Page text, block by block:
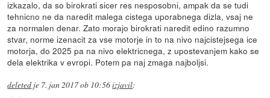
izkazalo, da so birokrati sicer res nesposobni, ampak da se tudi
tehnicno ne da naredit malega cistega uporabnega dizla, vsaj ne
za normalen denar. Zato morajo birokrati naredit edino razumno
stvar, norme izenacit za vse motorje in to na nivo najcistejsega ice
motorja, do 2025 pa na nivo elektricnega, z upostevanjem kako se
dela elektrika v evropi. Potem pa naj zmaga najboljsi.
deleted je 7. jan 2017 ob 10:56izjavil: